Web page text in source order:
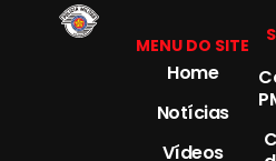
MENU DO SITE
Home
Notícias
Vídeos